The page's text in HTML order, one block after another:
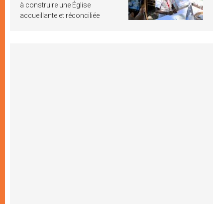
à construire une Église
accueillante et réconciliée